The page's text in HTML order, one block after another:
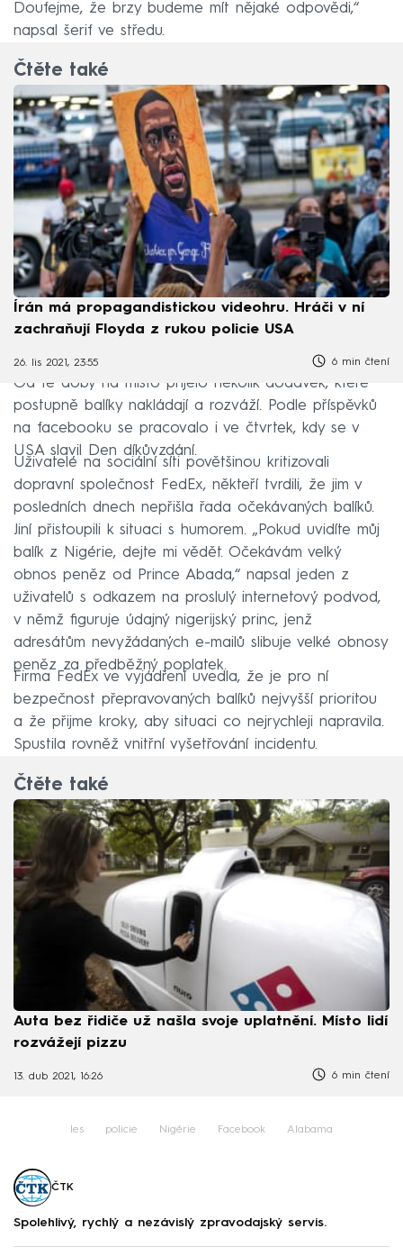
Doufejme, že brzy budeme mít nějaké odpovědi,“
napsal šerif ve středu.
Čtěte také
Írán má propagandistickou videohru. Hráči v ní
zachraňují Floyda z rukou policie USA
26. lis 2021, 23:55 6 min čtení
Od té doby na místo přijelo několik dodávek, které
postupně balíky nakládají a rozváží. Podle příspěvků
na facebooku se pracovalo i ve čtvrtek, kdy se v
USA slavil Den díkůvzdání.
Uživatelé na sociální síti povětšinou kritizovali
dopravní společnost FedEx, někteří tvrdili, že jim v
posledních dnech nepřišla řada očekávaných balíků.
Jiní přistoupili k situaci s humorem. „Pokud uvidíte můj
balík z Nigérie, dejte mi vědět. Očekávám velký
obnos peněz od Prince Abada,“ napsal jeden z
uživatelů s odkazem na proslulý internetový podvod,
v němž figuruje údajný nigerijský princ, jenž
adresátům nevyžádaných e-mailů slibuje velké obnosy
peněz za předběžný poplatek.
Firma FedEx ve vyjádření uvedla, že je pro ní
bezpečnost přepravovaných balíků nejvyšší prioritou
a že přijme kroky, aby situaci co nejrychleji napravila.
Spustila rovněž vnitřní vyšetřování incidentu.
Čtěte také
Auta bez řidiče už našla svoje uplatnění. Místo lidí
rozvážejí pizzu
13. dub 2021, 16:26 6 min čtení
les policie Nigérie Facebook Alabama
ČTK
Spolehlivý, rychlý a nezávislý zpravodajský servis.